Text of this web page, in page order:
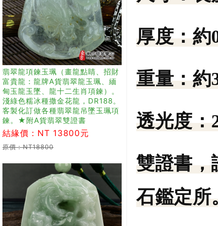
翡翠龍項鍊玉珮（畫龍點睛、招財
富貴龍：龍牌A貨翡翠龍玉珮、緬
甸玉龍玉墜、龍十二生肖項鍊）。
淺綠色糯冰種撒金花龍，DR188。
客製化訂做各種翡翠龍吊墜玉珮項
鍊。★附A貨翡翠雙證書
結緣價：NT 13800元
原價：NT18800
厚度： 約
重量： 約
透光度：
雙證書，
石鑑定所